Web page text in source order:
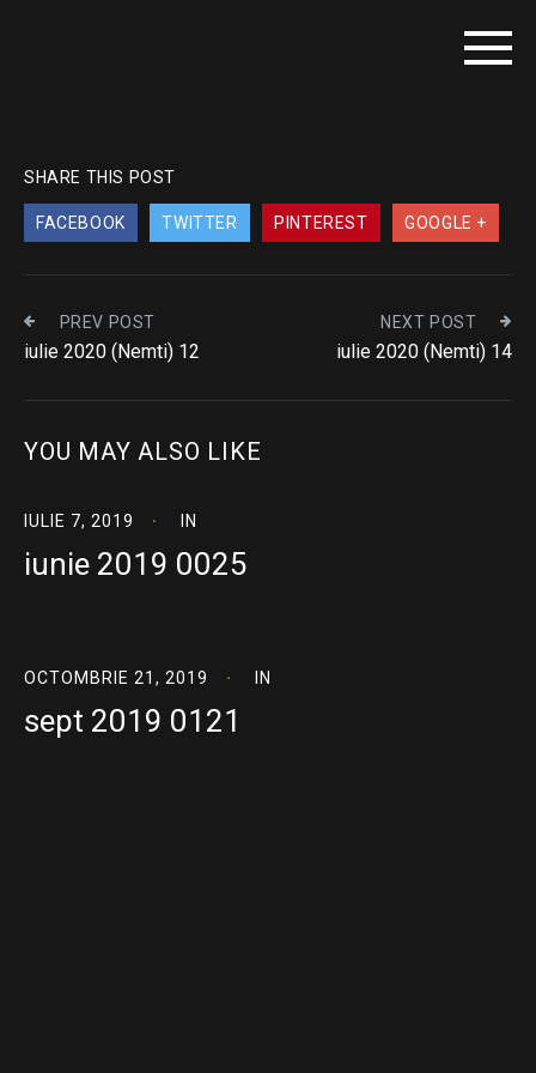
SHARE THIS POST
FACEBOOK TWITTER PINTEREST GOOGLE +
PREV POST
iulie 2020 (Nemti) 12
NEXT POST
iulie 2020 (Nemti) 14
YOU MAY ALSO LIKE
IULIE 7, 2019 IN
iunie 2019 0025
OCTOMBRIE 21, 2019 IN
sept 2019 0121